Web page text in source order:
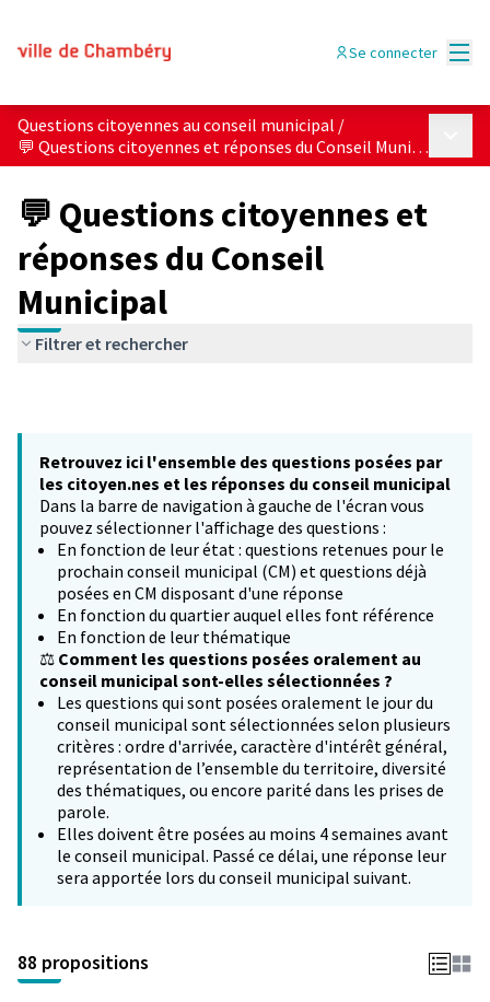
Se connecter
Questions citoyennes au conseil municipal /
💬 Questions citoyennes et réponses du Conseil Municipal
💬 Questions citoyennes et
réponses du Conseil
Municipal
Filtrer et rechercher
Retrouvez ici l'ensemble des questions posées par
les citoyen.nes et les réponses du conseil municipal
Dans la barre de navigation à gauche de l'écran vous
pouvez sélectionner l'affichage des questions :
En fonction de leur état : questions retenues pour le
prochain conseil municipal (CM) et questions déjà
posées en CM disposant d'une réponse
En fonction du quartier auquel elles font référence
En fonction de leur thématique
⚖️ Comment les questions posées oralement au
conseil municipal sont-elles sélectionnées ?
Les questions qui sont posées oralement le jour du
conseil municipal sont sélectionnées selon plusieurs
critères : ordre d'arrivée, caractère d'intérêt général,
représentation de l’ensemble du territoire, diversité
des thématiques, ou encore parité dans les prises de
parole.
Elles doivent être posées au moins 4 semaines avant
le conseil municipal. Passé ce délai, une réponse leur
sera apportée lors du conseil municipal suivant.
88 propositions